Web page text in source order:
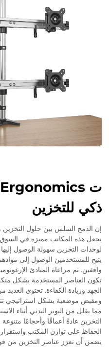
ذكي للتخزين
إن الدمج السلس بين حلول التخزين
يجعل هذه المكاتب مميزة في
لوحدات التخزين سهولة الوصول
يتيح للمستخدمين الوصول إلى
واقفين. تم مراعاة المبادئ
تكون العناصر المستخدمة بشكل
الجهد وزيادة الكفاءة. تحتوي
ومقبض موضعية بشكل استراتيجي
مما يقلل من التوتر البدني أثناء
التخزين عادةً أعماقًا وأحجامًا
الحفاظ على توازن المكتب
يضمن أن تعزز عناصر التخزين من